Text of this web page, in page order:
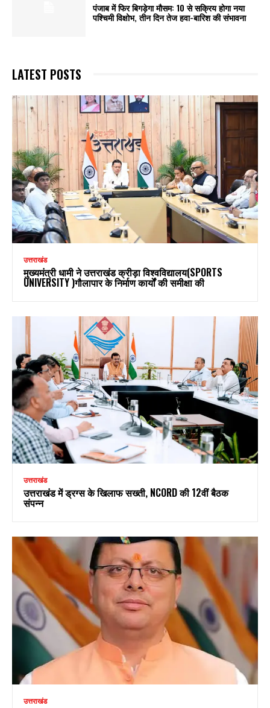
पंजाब में फिर बिगड़ेगा मौसम: 10 से सक्रिय होगा नया
पश्चिमी विक्षोभ, तीन दिन तेज हवा-बारिश की संभावना
LATEST POSTS
उत्तराखंड
मुख्यमंत्री धामी ने उत्तराखंड क्रीड़ा विश्वविद्यालय(SPORTS
UNIVERSITY )गौलापार के निर्माण कार्यों की समीक्षा की
उत्तराखंड
उत्तराखंड में ड्रग्स के खिलाफ सख्ती, NCORD की 12वीं बैठक
संपन्न
उत्तराखंड